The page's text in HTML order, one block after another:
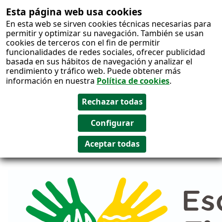
Esta página web usa cookies
En esta web se sirven cookies técnicas necesarias para
permitir y optimizar su navegación. También se usan
cookies de terceros con el fin de permitir
funcionalidades de redes sociales, ofrecer publicidad
basada en sus hábitos de navegación y analizar el
rendimiento y tráfico web. Puede obtener más
información en nuestra Política de cookies.
Salto al
contenido